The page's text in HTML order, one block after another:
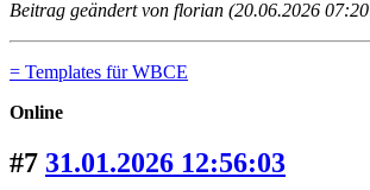
Beitrag geändert von florian (20.06.2026
= Templates für WBCE
Online
#7 31.01.2026 12:56:03